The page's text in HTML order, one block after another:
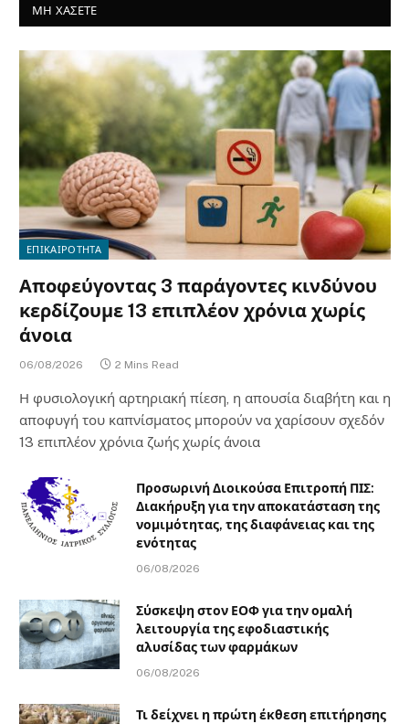
ΜΗ ΧΑΣΕΤΕ
ΕΠΙΚΑΙΡΟΤΗΤΑ
Αποφεύγοντας 3 παράγοντες κινδύνου
κερδίζουμε 13 επιπλέον χρόνια χωρίς
άνοια
06/08/2026 2 Mins Read
Η φυσιολογική αρτηριακή πίεση, η απουσία διαβήτη και η
αποφυγή του καπνίσματος μπορούν να χαρίσουν σχεδόν
13 επιπλέον χρόνια ζωής χωρίς άνοια
Προσωρινή Διοικούσα Επιτροπή ΠΙΣ:
Διακήρυξη για την αποκατάσταση της
νομιμότητας, της διαφάνειας και της
ενότητας
06/08/2026
Σύσκεψη στον ΕΟΦ για την ομαλή
λειτουργία της εφοδιαστικής
αλυσίδας των φαρμάκων
06/08/2026
Τι δείχνει η πρώτη έκθεση επιτήρησης